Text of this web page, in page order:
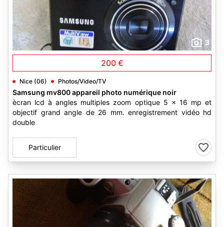
3
200 €
Nice (06) Photos/Video/TV
Samsung mv800 appareil photo numérique noir
ècran lcd à angles multiples zoom optique 5 x 16 mp et
objectif grand angle de 26 mm. enregistrement vidéo hd
double
Particulier